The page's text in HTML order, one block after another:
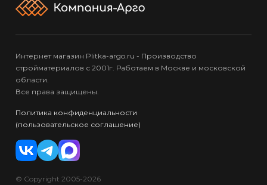
Интернет магазин Plitka-argo.ru - Производство
стройматериалов с 2001г. Работаем в Москве и московской
области.
Все права защищены.
Политика конфиденциальности
(пользовательское соглашение)
© Copyright 2005-2026